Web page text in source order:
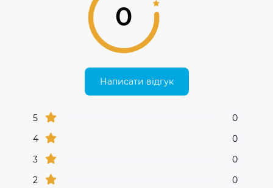
0
Написати відгук
5
0
4
0
3
0
2
0